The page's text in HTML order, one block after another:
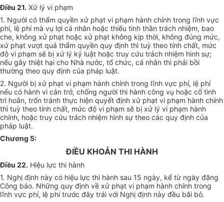
Điều 21. Xử lý vi phạm
1. Người có thẩm quyền xử phạt vi phạm hành chính trong lĩnh vực
phí, lệ phí mà vụ lợi cá nhân hoặc thiếu tinh thần trách nhiệm, bao
che, không xử phạt hoặc xử phạt không kịp thời, không đúng mức,
xử phạt vượt quá thẩm quyền quy định thì tuỳ theo tính chất, mức
độ vi phạm sẽ bị xử lý kỷ luật hoặc truy cứu trách nhiệm hình sự;
nếu gây thiệt hại cho Nhà nước, tổ chức, cá nhân thì phải bồi
thường theo quy định của pháp luật.
2. Người bị xử phạt vi phạm hành chính trong lĩnh vực phí, lệ phí
nếu có hành vi cản trở, chống người thi hành công vụ hoặc cố tình
trì hoãn, trốn tránh thực hiện quyết định xử phạt vi phạm hành chính
thì tuỳ theo tính chất, mức độ vi phạm sẽ bị xử lý vi phạm hành
chính, hoặc truy cứu trách nhiệm hình sự theo các quy định của
pháp luật.
Chương 5:
ĐIỀU KHOẢN THI HÀNH
Điều 22. Hiệu lực thi hành
1. Nghị định này có hiệu lực thi hành sau 15 ngày, kể từ ngày đăng
Công báo. Những quy định về xử phạt vi phạm hành chính trong
lĩnh vực phí, lệ phí trước đây trái với Nghị định này đều bãi bỏ.